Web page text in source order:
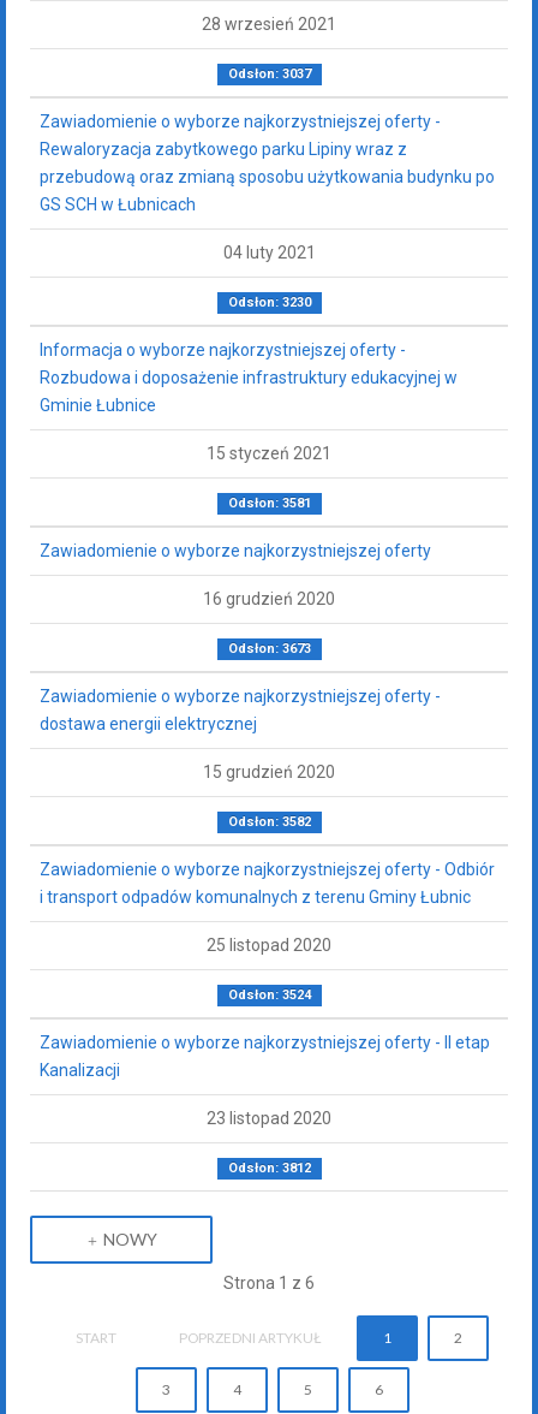
28 wrzesień 2021
Odsłon: 3037
Zawiadomienie o wyborze najkorzystniejszej oferty -
Rewaloryzacja zabytkowego parku Lipiny wraz z
przebudową oraz zmianą sposobu użytkowania budynku po
GS SCH w Łubnicach
04 luty 2021
Odsłon: 3230
Informacja o wyborze najkorzystniejszej oferty -
Rozbudowa i doposażenie infrastruktury edukacyjnej w
Gminie Łubnice
15 styczeń 2021
Odsłon: 3581
Zawiadomienie o wyborze najkorzystniejszej oferty
16 grudzień 2020
Odsłon: 3673
Zawiadomienie o wyborze najkorzystniejszej oferty -
dostawa energii elektrycznej
15 grudzień 2020
Odsłon: 3582
Zawiadomienie o wyborze najkorzystniejszej oferty - Odbiór
i transport odpadów komunalnych z terenu Gminy Łubnic
25 listopad 2020
Odsłon: 3524
Zawiadomienie o wyborze najkorzystniejszej oferty - II etap
Kanalizacji
23 listopad 2020
Odsłon: 3812
NOWY
Strona 1 z 6
START POPRZEDNI ARTYKUŁ 1 2
3 4 5 6